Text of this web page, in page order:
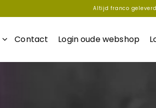
Altijd franco geleverd
Contact Login oude webshop